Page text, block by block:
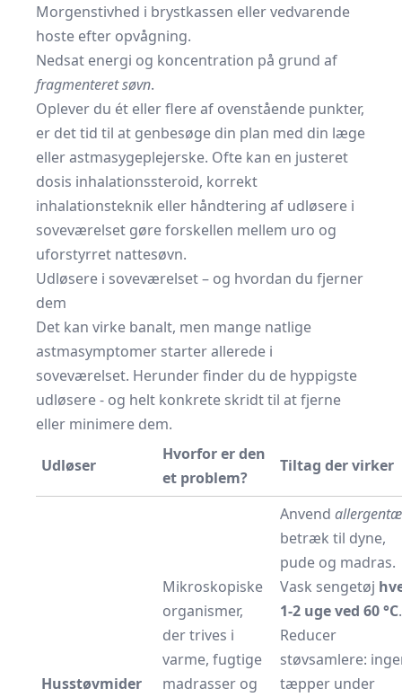
Morgenstivhed i brystkassen eller vedvarende
hoste efter opvågning.
Nedsat energi og koncentration på grund af
fragmenteret søvn.
Oplever du ét eller flere af ovenstående punkter,
er det tid til at genbesøge din plan med din læge
eller astmasygeplejerske. Ofte kan en justeret
dosis inhalationssteroid, korrekt
inhalationsteknik eller håndtering af udløsere i
soveværelset gøre forskellen mellem uro og
uforstyrret nattesøvn.
Udløsere i soveværelset – og hvordan du fjerner
dem
Det kan virke banalt, men mange natlige
astmasymptomer starter allerede i
soveværelset. Herunder finder du de hyppigste
udløsere - og helt konkrete skridt til at fjerne
eller minimere dem.
Udløser
Hvorfor er den
et problem?
Tiltag der virker
Husstøvmider
Mikroskopiske
organismer,
der trives i
varme, fugtige
madrasser og
Anvend
betræk til dyne,
pude og madras.
Vask sengetøj
1-2 uge ved 60 °C.
Reducer
støvsamlere:
tæpper under